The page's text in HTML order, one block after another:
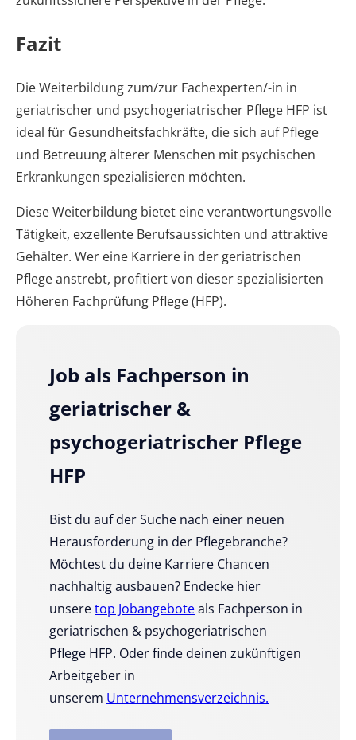
Fazit
Die Weiterbildung zum/zur Fachexperten/-in in
geriatrischer und psychogeriatrischer Pflege HFP ist
ideal für Gesundheitsfachkräfte, die sich auf Pflege
und Betreuung älterer Menschen mit psychischen
Erkrankungen spezialisieren möchten.
Diese Weiterbildung bietet eine verantwortungsvolle
Tätigkeit, exzellente Berufsaussichten und attraktive
Gehälter. Wer eine Karriere in der geriatrischen
Pflege anstrebt, profitiert von dieser spezialisierten
Höheren Fachprüfung Pflege (HFP).
Job als Fachperson in
geriatrischer &
psychogeriatrischer Pflege
HFP
Bist du auf der Suche nach einer neuen
Herausforderung in der Pflegebranche?
Möchtest du deine Karriere Chancen
nachhaltig ausbauen? Endecke hier
unseretop Jobangeboteals Fachperson in
geriatrischen & psychogeriatrischen
Pflege HFP. Oder finde deinen zukünftigen
Arbeitgeber in
unserem Unternehmensverzeichnis.